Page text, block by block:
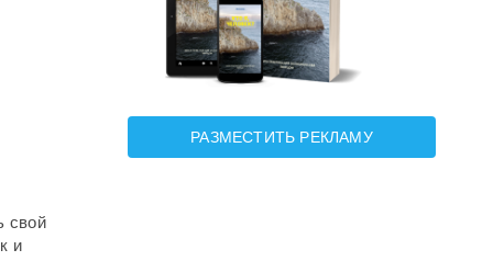
свой
и
РАЗМЕСТИТЬ РЕКЛАМУ